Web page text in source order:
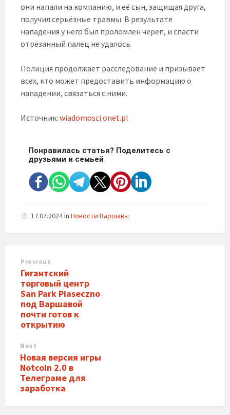
они напали на компанию, и её сын, защищая друга,
получил серьёзные травмы. В результате
нападения у него был проломлен череп, и спасти
отрезанный палец не удалось.
Полиция продолжает расследование и призывает
всех, кто может предоставить информацию о
нападении, связаться с ними.
Источник: wiadomosci.onet.pl
Понравилась статья? Поделитесь с
друзьями и семьей
17.07.2024in Новости Варшавы
Previous
Гигантский
торговый центр
San Park Piaseczno
под Варшавой
почти готов к
открытию
Next
Новая версия игры
Notcoin 2.0 в
Телеграме для
заработка